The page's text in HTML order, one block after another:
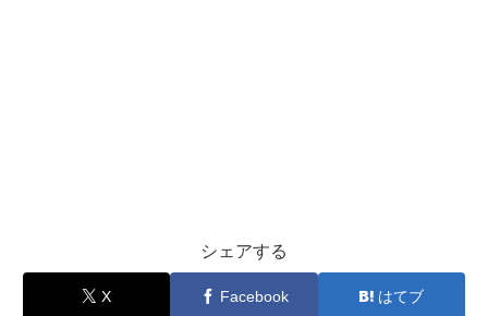
シェアする
X Facebook はてブ